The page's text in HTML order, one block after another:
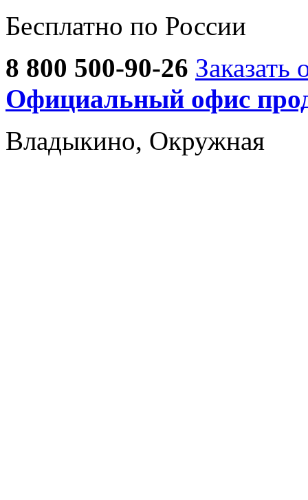
Бесплатно по России
8 800 500-90-26 Заказать
Официальный офис
Владыкино, Окружная